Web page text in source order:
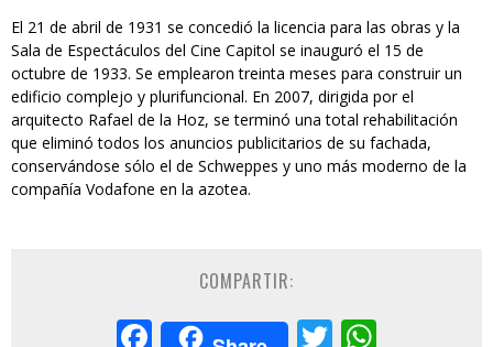
El 21 de abril de 1931 se concedió la licencia para las obras y la
Sala de Espectáculos del Cine Capitol se inauguró el 15 de
octubre de 1933. Se emplearon treinta meses para construir un
edificio complejo y plurifuncional. En 2007, dirigida por el
arquitecto Rafael de la Hoz, se terminó una total rehabilitación
que eliminó todos los anuncios publicitarios de su fachada,
conservándose sólo el de Schweppes y uno más moderno de la
compañía Vodafone en la azotea.
COMPARTIR:
Facebook Twitter